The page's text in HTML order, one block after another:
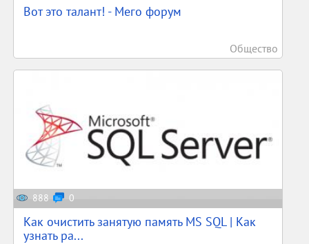
Вот это талант! - Мего форум
Общество
888 0
Как очистить занятую память MS SQL | Как
узнать ра...